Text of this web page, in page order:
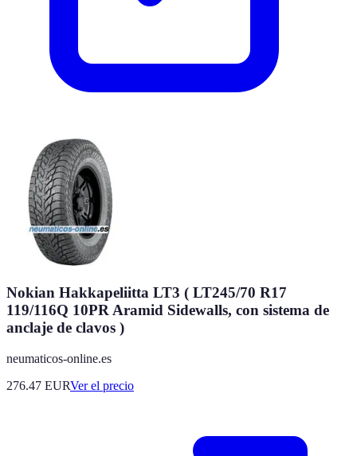
Nokian Hakkapeliitta LT3 ( LT245/70 R17
119/116Q 10PR Aramid Sidewalls, con sistema de
anclaje de clavos )
neumaticos-online.es
276.47 EURVer el precio